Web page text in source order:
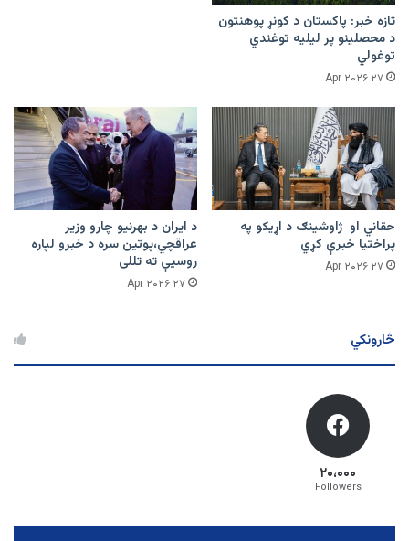
تازه خبر: پاکستان د کونړ پوهنتون
د محصلینو پر لیلیه توغندي
توغولي
۲۷ Apr ۲۰۲۶
حقاني او ژاوشینګ د اړیکو په
پراختیا خبرې کړي
۲۷ Apr ۲۰۲۶
د ایران د بهرنیو چارو وزیر
عراقچي،پوتین سره د خبرو لپاره
روسیې ته تللی
۲۷ Apr ۲۰۲۶
څارونکي
۲۰،۰۰۰
Followers